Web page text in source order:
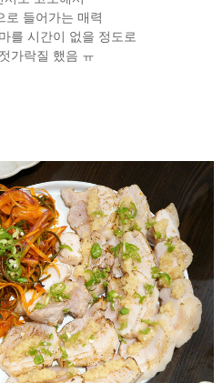
로 들어가는 매력
를 시간이 없을 정도로
가락질 했음 ㅠ